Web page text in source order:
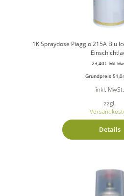
1K Spraydose Piaggio 215A Blu
23,40€ inkl.
Grundpreis
inkl. MwSt.
zzgl.
Details